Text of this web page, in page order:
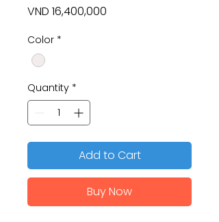
VND 16,400,000
Color *
Quantity *
Add to Cart
Buy Now